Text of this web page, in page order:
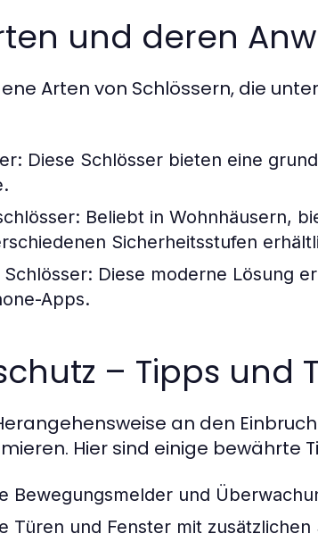
und deren
Arten von Schlössern, die
: Diese Schlösser bieten eine
: Beliebt in Wohnhäusern,
Sicherheitsstufen
: Diese moderne Lösung
Apps.
– Tipps und
an den
Hier sind einige bewährte
Bewegungsmelder und
Türen und Fenster mit